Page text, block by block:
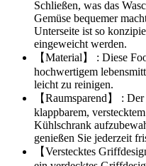
Schließen, was das
Gemüse bequemer
Unterseite ist so
eingeweicht werden.
【Material】 : Diese
hochwertigem
leicht zu reinigen.
【Raumsparend】 :
klappbarem,
Kühlschrank
genießen Sie jederzeit
【Verstecktes